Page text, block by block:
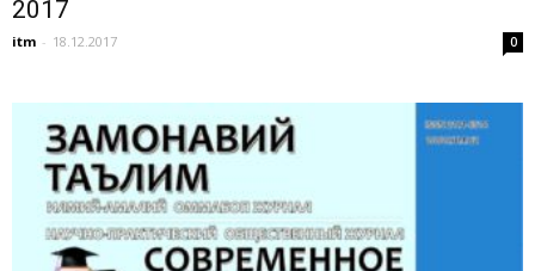
2017
itm - 18.12.2017 0